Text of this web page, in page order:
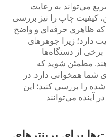
می‌تواند به رعایت
کیفیت چاپ را نیز بررسی
که ظاهری حرفه‌ای و واضح
دارد؛ زیرا جوهرهای
برخی از دستگاه‌ها
مطمئن شوید که
شما همخوانی دارد. در
را بررسی کنید؛ این
آینده می‌توانند